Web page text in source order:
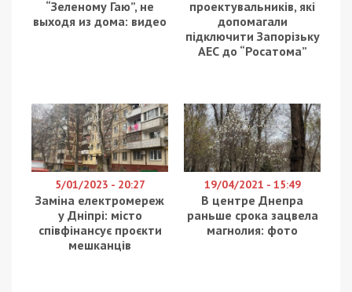
“Зеленому Гаю”, не
выходя из дома: видео
проектувальників, які
допомагали
підключити Запорізьку
АЕС до “Росатома”
5/01/2023 - 20:27
Заміна електромереж
у Дніпрі: місто
співфінансує проєкти
мешканців
19/04/2021 - 15:49
В центре Днепра
раньше срока зацвела
магнолия: фото